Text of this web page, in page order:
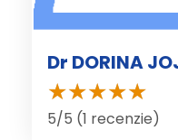
Dr DORINA
5/5 (1 recenzie)